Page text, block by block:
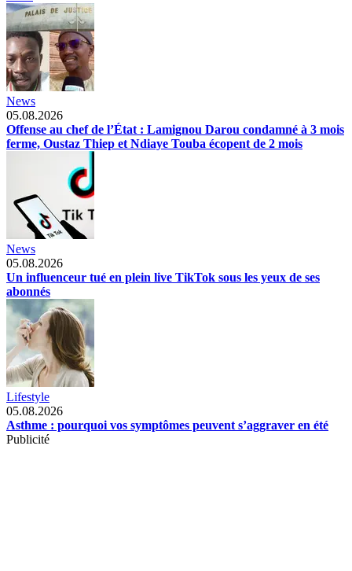
News
05.08.2026
Offense au chef de l’État : Lamignou Darou condamné à 3 mois
ferme, Oustaz Thiep et Ndiaye Touba écopent de 2 mois
News
05.08.2026
Un influenceur tué en plein live TikTok sous les yeux de ses
abonnés
Lifestyle
05.08.2026
Asthme : pourquoi vos symptômes peuvent s’aggraver en été
Publicité